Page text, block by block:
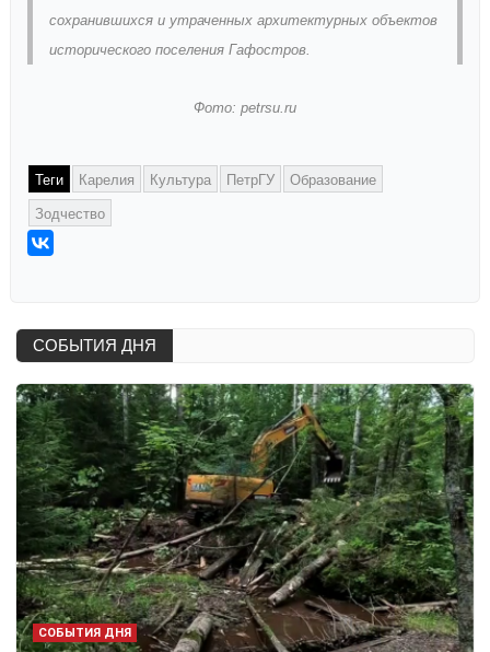
сохранившихся и утраченных архитектурных объектов
исторического поселения Гафостров.
Фото: petrsu.ru
Теги Карелия Культура ПетрГУ Образование
Зодчество
СОБЫТИЯ ДНЯ
СОБЫТИЯ ДНЯ